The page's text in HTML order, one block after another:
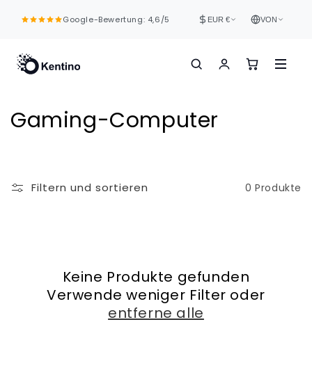
zum
Inhalt
Google-Bewertung: 4,6/5 EUR € VON
K
e
Gaming-Computer
Filtern und sortieren 0 Produkte
Keine Produkte gefunden
Verwende weniger Filter oder
entferne alle